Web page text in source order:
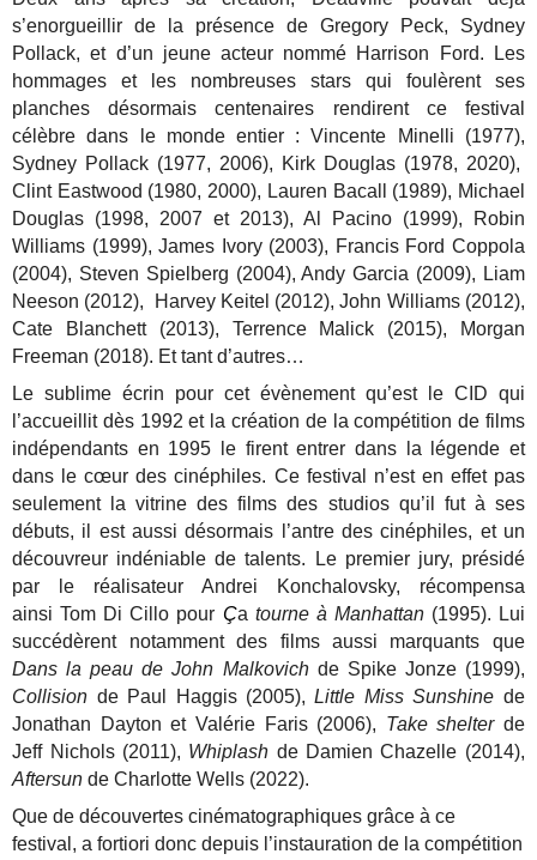
s’enorgueillir de la présence de Gregory Peck, Sydney
Pollack, et d’un jeune acteur nommé Harrison Ford. Les
hommages et les nombreuses stars qui foulèrent ses
planches désormais centenaires rendirent ce festival
célèbre dans le monde entier : Vincente Minelli (1977),
Sydney Pollack (1977, 2006), Kirk Douglas (1978, 2020),
Clint Eastwood (1980, 2000), Lauren Bacall (1989), Michael
Douglas (1998, 2007 et 2013), Al Pacino (1999), Robin
Williams (1999), James Ivory (2003), Francis Ford Coppola
(2004), Steven Spielberg (2004), Andy Garcia (2009), Liam
Neeson (2012), Harvey Keitel (2012), John Williams (2012),
Cate Blanchett (2013), Terrence Malick (2015), Morgan
Freeman (2018). Et tant d’autres…
Le sublime écrin pour cet évènement qu’est le CID qui
l’accueillit dès 1992 et la création de la compétition de films
indépendants en 1995 le firent entrer dans la légende et
dans le cœur des cinéphiles. Ce festival n’est en effet pas
seulement la vitrine des films des studios qu’il fut à ses
débuts, il est aussi désormais l’antre des cinéphiles, et un
découvreur indéniable de talents. Le premier jury, présidé
par le réalisateur Andrei Konchalovsky, récompensa
ainsi Tom Di Cillo pour Ça tourne à Manhattan(1995). Lui
succédèrent notamment des films aussi marquants que
Dans la peau de John Malkovichde Spike Jonze (1999),
Collision de Paul Haggis (2005),Little Miss Sunshine de
Jonathan Dayton et Valérie Faris (2006), Take shelterde
Jeff Nichols (2011), Whiplash de Damien Chazelle (2014),
Aftersunde Charlotte Wells (2022).
Que de découvertes cinématographiques grâce à ce
festival, a fortiori donc depuis l’instauration de la compétition